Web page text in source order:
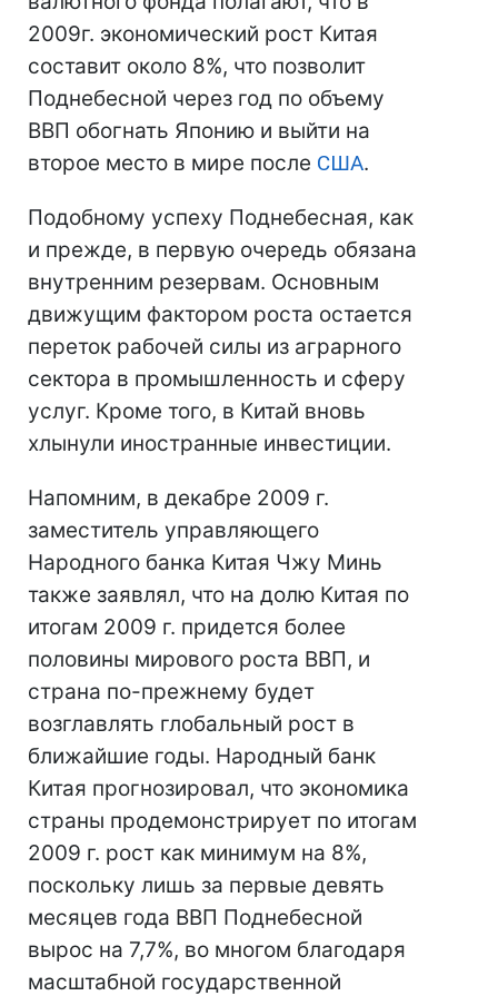
2009г. экономический рост Китая
составит около 8%, что позволит
Поднебесной через год по объему
ВВП обогнать Японию и выйти на
второе место в мире после США.
Подобному успеху Поднебесная, как
и прежде, в первую очередь обязана
внутренним резервам. Основным
движущим фактором роста остается
переток рабочей силы из аграрного
сектора в промышленность и сферу
услуг. Кроме того, в Китай вновь
хлынули иностранные инвестиции.
Напомним, в декабре 2009 г.
заместитель управляющего
Народного банка Китая Чжу Минь
также заявлял, что на долю Китая по
итогам 2009 г. придется более
половины мирового роста ВВП, и
страна по-прежнему будет
возглавлять глобальный рост в
ближайшие годы. Народный банк
Китая прогнозировал, что экономика
страны продемонстрирует по итогам
2009 г. рост как минимум на 8%,
поскольку лишь за первые девять
месяцев года ВВП Поднебесной
вырос на 7,7%, во многом благодаря
масштабной государственной